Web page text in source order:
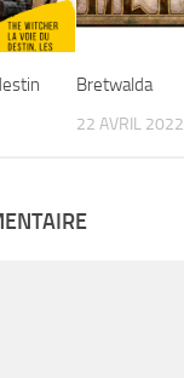
Bretwalda
22 AVRIL 2022